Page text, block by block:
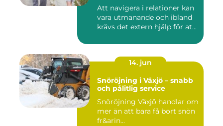
Att navigera i relationer kan
vara utmanande och ibland
krävs det extern hjälp för at...
14. jun
Snöröjning i Växjö – snabb
och pålitlig service
Snöröjning Växjö handlar om
mer än att bara få bort snön
fr&arin...